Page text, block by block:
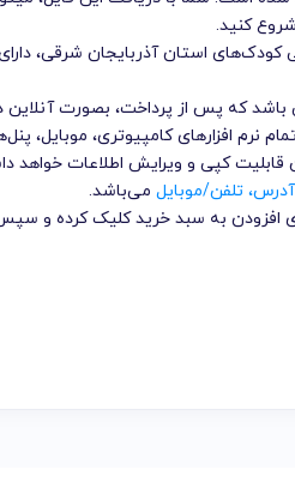
کنید.
کودک‌های استان آذربایجان شرقی،
بانک 75,000 تومان می باشد که پس از پرداخت،
نرم افزارهای کامپیوتری، موبایل،
قابلیت کپی و ویرایش اطلاعات خواهد
تلفن/موبایل می‌باشد.
افزودن به سبد خرید کلیک کرده و